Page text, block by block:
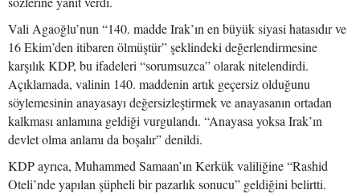
Vali Agaoğlu’nun “140. madde Irak’ın en büyük siyasi hatasıdır ve
16 Ekim’den itibaren ölmüştür” şeklindeki değerlendirmesine
karşılık KDP, bu ifadeleri “sorumsuzca” olarak nitelendirdi.
Açıklamada, valinin 140. maddenin artık geçersiz olduğunu
söylemesinin anayasayı değersizleştirmek ve anayasanın ortadan
kalkması anlamına geldiği vurgulandı. “Anayasa yoksa Irak’ın
devlet olma anlamı da boşalır” denildi.
KDP ayrıca, Muhammed Samaan’ın Kerkük valiliğine “Rashid
Oteli’nde yapılan şüpheli bir pazarlık sonucu” geldiğini belirtti.